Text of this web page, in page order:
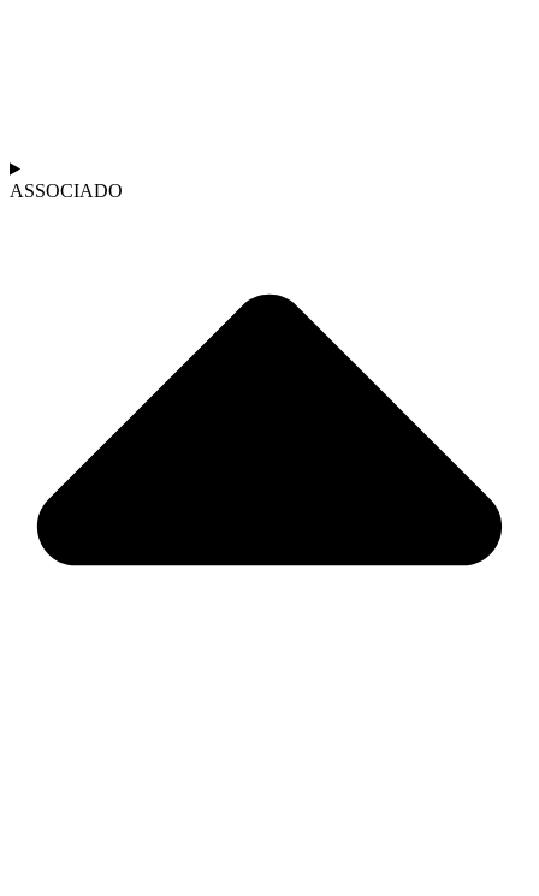
ASSOCIADO